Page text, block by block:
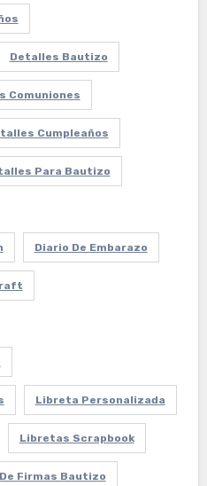
Detalles Bautizo
Comuniones
Cumpleaños
Para Bautizo
Diario De Embarazo
Libreta Personalizada
Libretas Scrapbook
Firmas Bautizo